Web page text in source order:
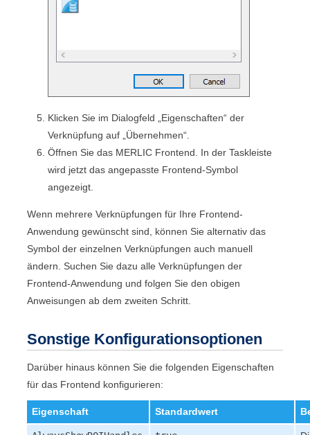
Klicken Sie im Dialogfeld „Eigenschaften“ der
Verknüpfung auf „Übernehmen“.
Öffnen Sie das MERLIC Frontend . In der Taskleiste
wird jetzt das angepasste Frontend-Symbol
angezeigt.
Wenn mehrere Verknüpfungen für Ihre Frontend-
Anwendung gewünscht sind, können Sie alternativ das
Symbol der einzelnen Verknüpfungen auch manuell
ändern. Suchen Sie dazu alle Verknüpfungen der
Frontend-Anwendung und folgen Sie den obigen
Anweisungen ab dem zweiten Schritt.
Sonstige Konfigurationsoptionen
Darüber hinaus können Sie die folgenden Eigenschaften
für das Frontend konfigurieren:
Eigenschaft Standardwert